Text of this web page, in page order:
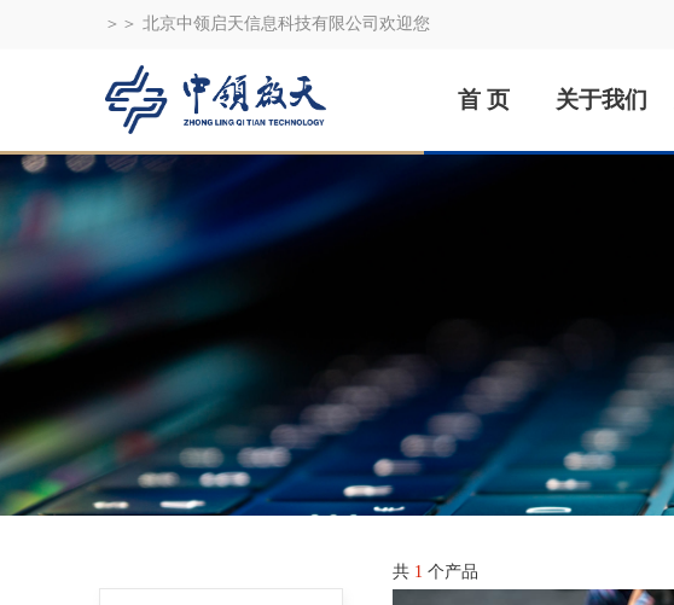
＞＞ 北京中领启天信息科技有限公司欢迎您
首 页 关于我们
共 1 个产品